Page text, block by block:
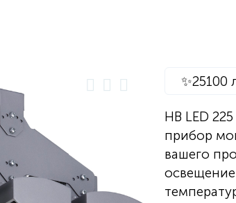
✨25100
HB LED
прибор
вашего